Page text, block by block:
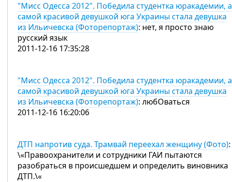
"Мисс Одесса 2012". Победила студентка юракадемии, а
самой красивой девушкой юга Украины стала девушка
из Ильичевска (Фоторепортаж): нет, я просто знаю
русский язык
2011-12-16 17:35:28
"Мисс Одесса 2012". Победила студентка юракадемии, а
самой красивой девушкой юга Украины стала девушка
из Ильичевска (Фоторепортаж): любОваться
2011-12-16 16:20:06
ДТП напротив суда. Трамвай переехал женщину (Фото):
\«Правоохранители и сотрудники ГАИ пытаются
разобраться в происшедшем и определить виновника
ДТП.\«